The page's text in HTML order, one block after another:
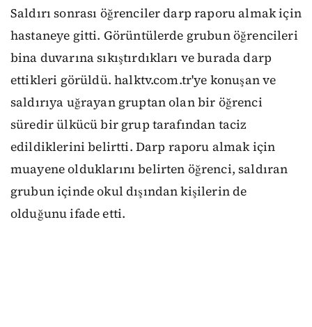
Saldırı sonrası öğrenciler darp raporu almak için
hastaneye gitti. Görüntülerde grubun öğrencileri
bina duvarına sıkıştırdıkları ve burada darp
ettikleri görüldü. halktv.com.tr'ye konuşan ve
saldırıya uğrayan gruptan olan bir öğrenci
süredir ülkücü bir grup tarafından taciz
edildiklerini belirtti. Darp raporu almak için
muayene olduklarını belirten öğrenci, saldıran
grubun içinde okul dışından kişilerin de
olduğunu ifade etti.